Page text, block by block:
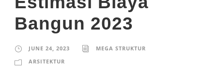
Bangun 2023
JUNE 24, 2023
MEGA STRUKTUR
ARSITEKTUR